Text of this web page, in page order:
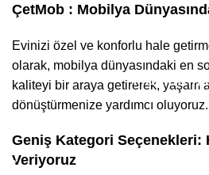
ÇetMob : Mobilya
Evinizi özel ve konforlu hale
olarak, mobilya dünyasındaki en
kaliteyi bir araya getirerek, yaşam
dönüştürmenize yardımcı oluyoruz.
Geniş Kategori Seçenekleri:
Veriyoruz